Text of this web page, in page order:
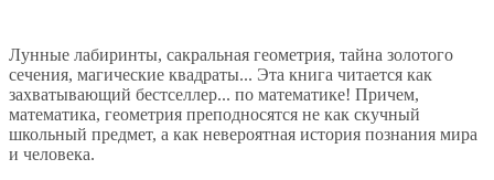
Лунные лабиринты, сакральная геометрия, тайна золотого
сечения, магические квадраты... Эта книга читается как
захватывающий бестселлер... по математике! Причем,
математика, геометрия преподносятся не как скучный
школьный предмет, а как невероятная история познания мира
и человека.